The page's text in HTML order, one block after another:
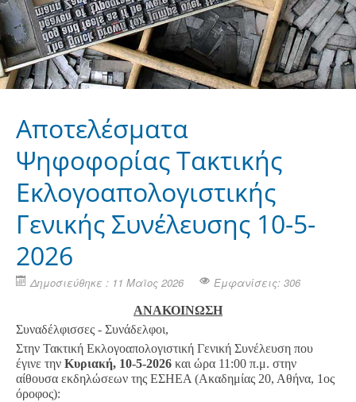
Αποτελέσματα
Ψηφοφορίας Τακτικής
Εκλογοαπολογιστικής
Γενικής Συνέλευσης 10-5-
2026
Δημοσιεύθηκε : 11 Μαϊος 2026 Εμφανίσεις: 306
ΑΝΑΚΟΙΝΩΣΗ
Συναδέλφισσες - Συνάδελφοι,
Στην Τακτική Εκλογοαπολογιστική Γενική Συνέλευση που
έγινε την Κυριακή, 10-5-2026 και ώρα 11:00 π.μ. στην
αίθουσα εκδηλώσεων της ΕΣΗΕΑ (Ακαδημίας 20, Αθήνα, 1ος
όροφος):